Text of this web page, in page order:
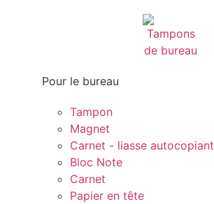
Pour le bureau
Tampon
Magnet
Carnet - liasse autocopiant
Bloc Note
Carnet
Papier en tête